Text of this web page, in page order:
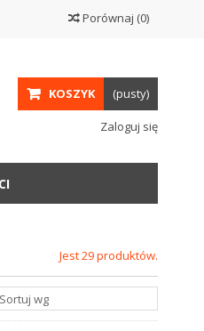
Porównaj (0)
KOSZYK (pusty)
Zaloguj się
Jest 29 produktów.
Sortuj wg